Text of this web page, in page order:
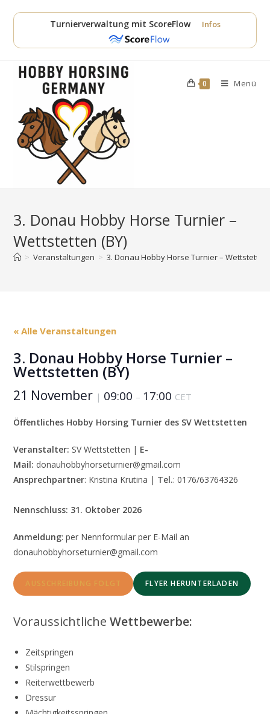
Inhalt
Turnierverwaltung mit ScoreFlow Infos
0 Menü
3. Donau Hobby Horse Turnier –
Wettstetten (BY)
> Veranstaltungen > 3. Donau Hobby Horse Turnier – Wettstetten
« Alle Veranstaltungen
3. Donau Hobby Horse Turnier –
Wettstetten (BY)
21 November | 09:00 – 17:00 CET
Öffentliches Hobby Horsing Turnier des SV Wettstetten
Veranstalter: SV Wettstetten | E-
Mail: donauhobbyhorseturnier@gmail.com
Ansprechpartner: Kristina Krutina | Tel.: 0176/63764326
Nennschluss: 31. Oktober 2026
Anmeldung: per Nennformular per E-Mail an
donauhobbyhorseturnier@gmail.com
AUSSCHREIBUNG FOLGT FLYER HERUNTERLADEN
VoraussichtlicheWettbewerbe:
Zeitspringen
Stilspringen
Reiterwettbewerb
Dressur